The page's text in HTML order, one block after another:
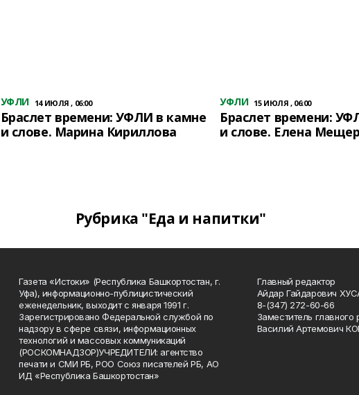
УФЛИ 14 ИЮЛЯ , 06:00
Браслет времени: УФЛИ в камне
и слове. Марина Кириллова
УФЛИ 15 ИЮЛЯ , 06:00
Браслет времени:
и слове. Елена
Рубрика "Еда и напитки"
Газета «Истоки» (Республика Башкортостан, г.
Уфа), информационно-публицистический
еженедельник, выходит с января 1991 г.
Зарегистрировано Федеральной службой по
надзору в сфере связи, информационных
технологий и массовых коммуникаций
(РОСКОМНАДЗОР)УЧРЕДИТЕЛИ: агентство
печати и СМИ РБ, РОО Союз писателей РБ, АО
ИД «Республика Башкортостан»
Главный редактор
Айдар Гайдарович
8-(347) 272-60-66
Заместитель главного
Василий Артемович